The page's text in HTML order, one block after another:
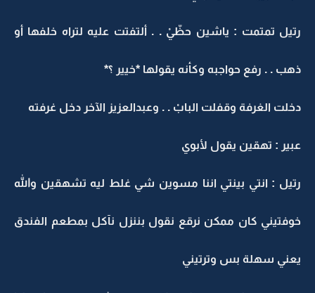
رتيل تمتمت : ياشين حظّيْ . . ألتفتت عليه لتراه خلفها أو
ذهب . . رفع حواجبه وكأنه يقولها *خيير ؟*
دخلت الغرفة وقفلت البابْ . . وعبدالعزيز الآخر دخل غرفته
عبير : تهقين يقول لأبوي
رتيل : انتي بينتي اننا مسوين شي غلط ليه تشهقين والله
خوفتيني كان ممكن نرقع نقول بننزل نآكل بمطعم الفندق
يعني سهلة بس وترتيني